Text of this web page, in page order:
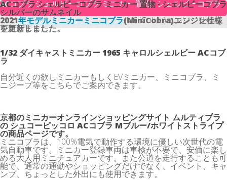
ACコブラ シェルビーコブラ ミニカー 置物 · シェルビーコブラ
シルバーのサムネイル
2021年モデルミニカーミニコブラ(MiniCobra)エンジン仕様
を更新しました。
1/32 ダイキャストミニカー 1965 キャロルシェルビー ACコブ
ラ
自分近くの欲しミニカーもしくEVミニカー、ミニコブラ、ミ
ニジープ等をこちらでご案内できます。
京都のミニカーオンラインショッピングサイト ムルティプラ
の シュコーピッコロ ACコブラ Mブルー/ホワイトストライプ
の商品ページです。
ミニコブラは、100%電気で動作する環境に優しい次世代の電
気自動車です。ミニカー登録車両は車検が不要で、安価に楽し
める大人用ミニチュアカーです。また公道を走行することも可
能で、通常の通勤やショッピングだけでなく、イベント、キャ
ンプ、ちょっとした外出にも使用できます。
ACコブラ シェルビーコブラ ミニカー 置物 · シェルビーコブラ
シルバーのサムネイル
2021年モデルミニカーミニコブラ(MiniCobra)エンジン仕様を
更新しました。